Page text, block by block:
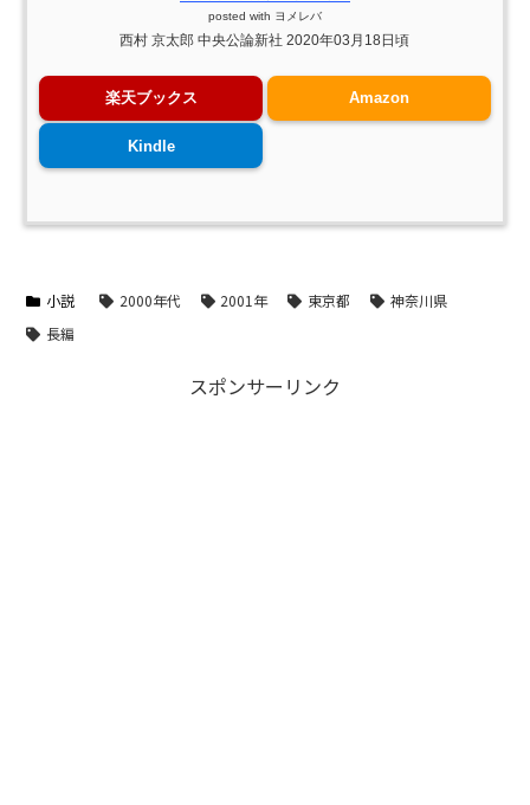
posted with ヨメレバ
西村 京太郎 中央公論新社 2020年03月18日頃
楽天ブックス Amazon
Kindle
小説 2000年代 2001年 東京都
神奈川県
長編
スポンサーリンク